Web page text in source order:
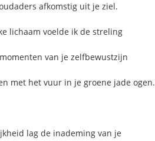
afkomstig uit je ziel.
lichaam voelde ik de streling
van je zelfbewustzijn
met het vuur in je groene jade ogen.
lag de inademing van je